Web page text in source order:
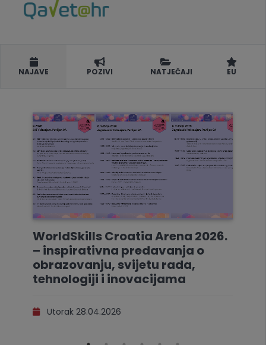
NAJAVE POZIVI NATJEČAJI EU
WorldSkills Croatia Arena 2026.
– inspirativna predavanja o
obrazovanju, svijetu rada,
tehnologiji i inovacijama
Utorak 28.04.2026